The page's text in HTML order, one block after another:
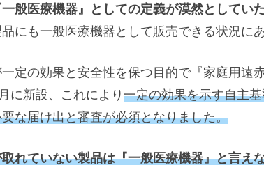
般医療機器』としての定義が漠然としてい
にも一般医療機器として販売できる状況にあ
定の効果と安全性を保つ目的で『家庭用遠
に新設、これにより一定の効果を示す自主
な届け出と審査が必須となりました。
れていない製品は『一般医療機器』と言え